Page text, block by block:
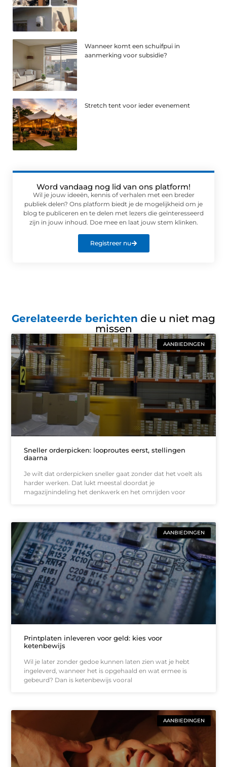
Wanneer komt een schuifpui in
aanmerking voor subsidie?
Stretch tent voor ieder evenement
Word vandaag nog lid van ons platform!
Wil je jouw ideeën, kennis of verhalen met een breder
publiek delen? Ons platform biedt je de mogelijkheid om je
blog te publiceren en te delen met lezers die geïnteresseerd
zijn in jouw inhoud. Doe mee en laat jouw stem klinken.
Registreer nu
Gerelateerde berichten die u niet mag
missen
AANBIEDINGEN
Sneller orderpicken: looproutes eerst, stellingen
daarna
Je wilt dat orderpicken sneller gaat zonder dat het voelt als
harder werken. Dat lukt meestal doordat je
magazijnindeling het denkwerk en het omrijden voor
AANBIEDINGEN
Printplaten inleveren voor geld: kies voor
ketenbewijs
Wil je later zonder gedoe kunnen laten zien wat je hebt
ingeleverd, wanneer het is opgehaald en wat ermee is
gebeurd? Dan is ketenbewijs vooral
AANBIEDINGEN